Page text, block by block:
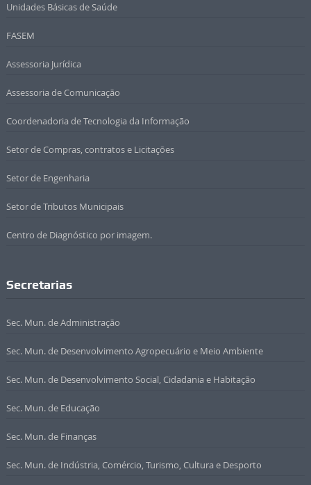
Unidades Básicas de Saúde
FASEM
Assessoria Jurídica
Assessoria de Comunicação
Coordenadoria de Tecnologia da Informação
Setor de Compras, contratos e Licitações
Setor de Engenharia
Setor de Tributos Municipais
Centro de Diagnóstico por imagem.
Secretarias
Sec. Mun. de Administração
Sec. Mun. de Desenvolvimento Agropecuário e Meio Ambiente
Sec. Mun. de Desenvolvimento Social, Cidadania e Habitação
Sec. Mun. de Educação
Sec. Mun. de Finanças
Sec. Mun. de Indústria, Comércio, Turismo, Cultura e Desporto